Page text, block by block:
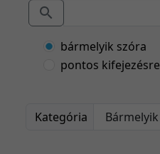
bármelyik szóra
pontos kifejezésre
Kategória